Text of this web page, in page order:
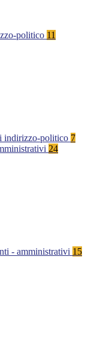
politico 11
indirizzo-politico 7
24
- amministrativi 15